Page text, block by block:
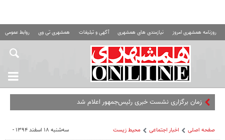
روزنامه همشهری امروز نیازمندی های همشهری آگهی و تبلیغات همشهری تی وی روابط عمومی
زمان برگزاری نشست خبری رئیس‌جمهور اعلام شد
صفحه اصلی اخبار اجتماعی محیط زیست سه‌شنبه ۱۸ اسفند ۱۳۹۴ -